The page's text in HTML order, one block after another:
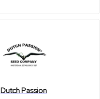
Dutch Passion